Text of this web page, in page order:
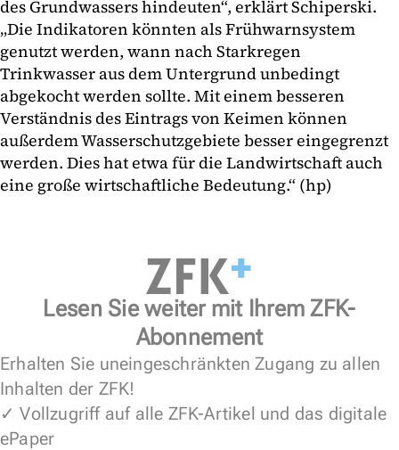
des Grundwassers hindeuten“, erklärt Schiperski.
„Die Indikatoren könnten als Frühwarnsystem
genutzt werden, wann nach Starkregen
Trinkwasser aus dem Untergrund unbedingt
abgekocht werden sollte. Mit einem besseren
Verständnis des Eintrags von Keimen können
außerdem Wasserschutzgebiete besser eingegrenzt
werden. Dies hat etwa für die Landwirtschaft auch
eine große wirtschaftliche Bedeutung.“ (hp)
Lesen Sie weiter mit Ihrem ZFK-
Abonnement
Erhalten Sie uneingeschränkten Zugang zu allen
Inhalten der ZFK!
✓ Vollzugriff auf alle ZFK-Artikel und das digitale
ePaper